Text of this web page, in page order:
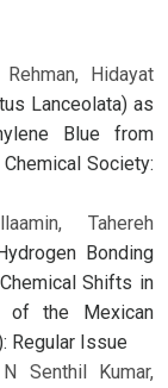
Hidayat
Lanceolata) as
Blue from
Society:
Tahereh
Bonding
Shifts in
of the Mexican
Regular Issue
Senthil Kumar,